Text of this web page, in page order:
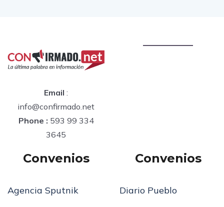
Email :
info@confirmado.net
Phone : 593 99 334
3645
Convenios
Agencia Sputnik
Convenios
Diario Pueblo